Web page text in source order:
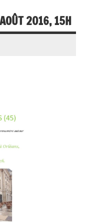
2016, 15H